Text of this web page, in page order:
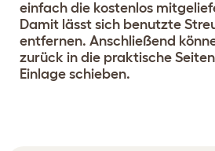
einfach die kostenlos
Damit lässt sich benutzte
entfernen. Anschließend
zurück in die praktische
Einlage schieben.